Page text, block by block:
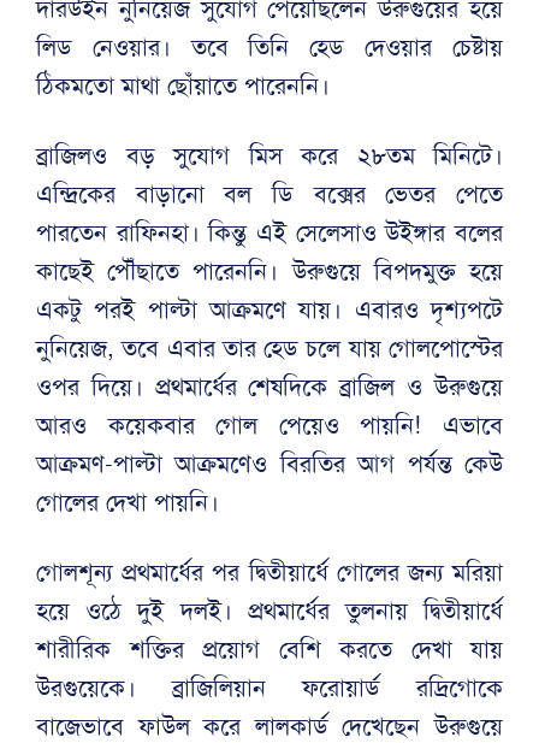
দারউইন নুনিয়েজ সুযোগ পেয়েছিলেন উরুগুয়ের হয়ে
লিড নেওয়ার। তবে তিনি হেড দেওয়ার চেষ্টায়
ঠিকমতো মাথা ছোঁয়াতে পারেননি।
ব্রাজিলও বড় সুযোগ মিস করে ২৮তম মিনিটে।
এন্দ্রিকের বাড়ানো বল ডি বক্সের ভেতর পেতে
পারতেন রাফিনহা। কিন্তু এই সেলেসাও উইঙ্গার বলের
কাছেই পৌঁছাতে পারেননি। উরুগুয়ে বিপদমুক্ত হয়ে
একটু পরই পাল্টা আক্রমণে যায়। এবারও দৃশ্যপটে
নুনিয়েজ, তবে এবার তার হেড চলে যায় গোলপোস্টের
ওপর দিয়ে। প্রথমার্ধের শেষদিকে ব্রাজিল ও উরুগুয়ে
আরও কয়েকবার গোল পেয়েও পায়নি! এভাবে
আক্রমণ-পাল্টা আক্রমণেও বিরতির আগ পর্যন্ত কেউ
গোলের দেখা পায়নি।
গোলশূন্য প্রথমার্ধের পর দ্বিতীয়ার্ধে গোলের জন্য মরিয়া
হয়ে ‍ওঠে দুই দলই। প্রথমার্ধের তুলনায় দ্বিতীয়ার্ধে
শারীরিক শক্তির প্রয়োগ বেশি করতে দেখা যায়
উরগুয়েকে। ব্রাজিলিয়ান ফরোয়ার্ড রদ্রিগোকে
বাজেভাবে ফাউল করে লালকার্ড দেখেছেন উরুগুয়ে